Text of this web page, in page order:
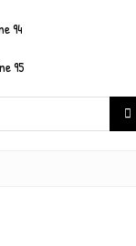
94
95